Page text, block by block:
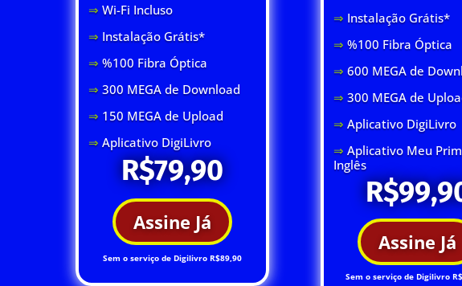
⇒ Wi-Fi Incluso
⇒ Instalação Grátis*
⇒ %100 Fibra Óptica
⇒ 300 MEGA de Download
⇒ 150 MEGA de Upload
⇒Aplicativo DigiLivro
R$79,90
Assine Já
Sem o serviço de Digilivro R$89,90
⇒ Instalação Grátis*
⇒ %100 Fibra Óptica
⇒ 600 MEGA de
⇒ 300 MEGA de
⇒ Aplicativo DigiLivro
⇒ Aplicativo Meu
Inglês
Assine Já
Sem o serviço de Digilivro